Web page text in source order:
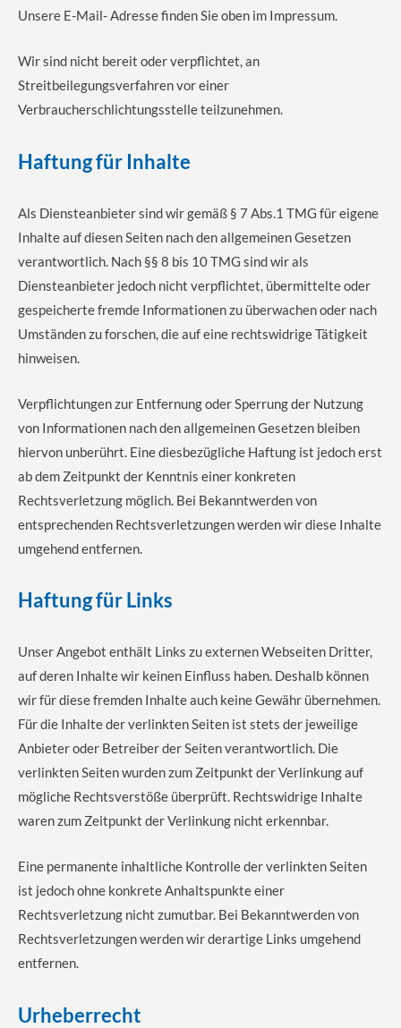
Unsere E-Mail- Adresse finden Sie oben im Impressum.
Wir sind nicht bereit oder verpflichtet, an
Streitbeilegungsverfahren vor einer
Verbraucherschlichtungsstelle teilzunehmen.
Haftung für Inhalte
Als Diensteanbieter sind wir gemäß § 7 Abs.1 TMG für eigene
Inhalte auf diesen Seiten nach den allgemeinen Gesetzen
verantwortlich. Nach §§ 8 bis 10 TMG sind wir als
Diensteanbieter jedoch nicht verpflichtet, übermittelte oder
gespeicherte fremde Informationen zu überwachen oder nach
Umständen zu forschen, die auf eine rechtswidrige Tätigkeit
hinweisen.
Verpflichtungen zur Entfernung oder Sperrung der Nutzung
von Informationen nach den allgemeinen Gesetzen bleiben
hiervon unberührt. Eine diesbezügliche Haftung ist jedoch erst
ab dem Zeitpunkt der Kenntnis einer konkreten
Rechtsverletzung möglich. Bei Bekanntwerden von
entsprechenden Rechtsverletzungen werden wir diese Inhalte
umgehend entfernen.
Haftung für Links
Unser Angebot enthält Links zu externen Webseiten Dritter,
auf deren Inhalte wir keinen Einfluss haben. Deshalb können
wir für diese fremden Inhalte auch keine Gewähr übernehmen.
Für die Inhalte der verlinkten Seiten ist stets der jeweilige
Anbieter oder Betreiber der Seiten verantwortlich. Die
verlinkten Seiten wurden zum Zeitpunkt der Verlinkung auf
mögliche Rechtsverstöße überprüft. Rechtswidrige Inhalte
waren zum Zeitpunkt der Verlinkung nicht erkennbar.
Eine permanente inhaltliche Kontrolle der verlinkten Seiten
ist jedoch ohne konkrete Anhaltspunkte einer
Rechtsverletzung nicht zumutbar. Bei Bekanntwerden von
Rechtsverletzungen werden wir derartige Links umgehend
entfernen.
Urheberrecht